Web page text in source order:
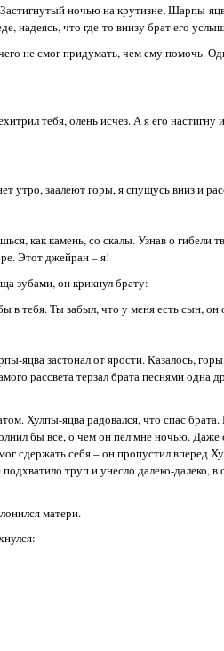
ночью на крутизне, Шарпы-
надеясь, что где-то внизу брат его
не смог придумать, чем ему помочь.
тебя, олень исчез. А я его
утро, заалеют горы, я спущусь вниз и
как камень, со скалы. Узнав о гибели
Этот джейран – я!
зубами, он крикнул брату:
в тебя. Ты забыл, что у меня есть сын, он
застонал от ярости. Казалось,
рассвета терзал брата песнями одна
Хулпы-яцва радовался, что спас
бы все, о чем он пел мне ночью.
сдержать себя – он пропустил вперед
труп и унесло далеко-
матери.